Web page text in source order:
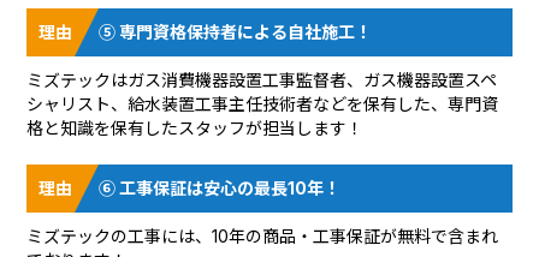
⑤ 専門資格保持者による自社施工！
ミズテックはガス消費機器設置工事監督者、ガス機器設置スペ
シャリスト、給水装置工事主任技術者などを保有した、専門資
格と知識を保有したスタッフが担当します！
⑥ 工事保証は安心の最長10年！
ミズテックの工事には、10年の商品・工事保証が無料で含まれ